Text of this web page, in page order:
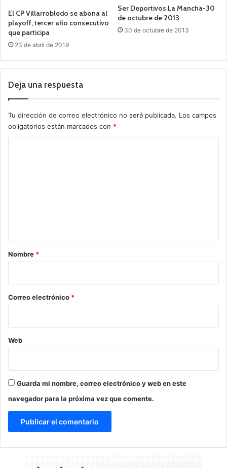
El CP Villarrobledo se abona al
playoff, tercer año consecutivo
que participa
23 de abril de 2019
Ser Deportivos La Mancha-30
de octubre de 2013
30 de octubre de 2013
Deja una respuesta
Tu dirección de correo electrónico no será publicada. Los campos
obligatorios están marcados con *
r
*
Nombre *
Correo electrónico *
Web
Guarda mi nombre, correo electrónico y web en este
navegador para la próxima vez que comente.